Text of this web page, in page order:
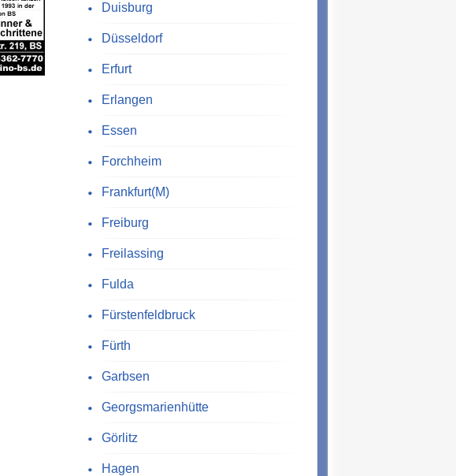
Duisburg
Düsseldorf
Erfurt
Erlangen
Essen
Forchheim
Frankfurt(M)
Freiburg
Freilassing
Fulda
Fürstenfeldbruck
Fürth
Garbsen
Georgsmarienhütte
Görlitz
Hagen